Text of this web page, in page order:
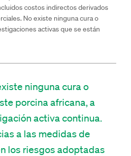
costos indirectos derivados
No existe ninguna cura o
activas que se están
ninguna cura o
porcina africana, a
activa continua.
a las medidas de
los riesgos adoptadas